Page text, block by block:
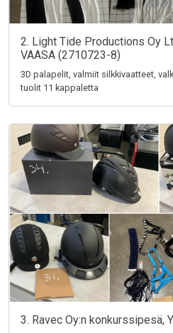
2. Light Tide Productions Oy
VAASA (2710723-8)
3D palapelit, valmiit silkkivaatteet,
tuolit 11 kappaletta
3. Ravec Oy:n konkurssipesä,